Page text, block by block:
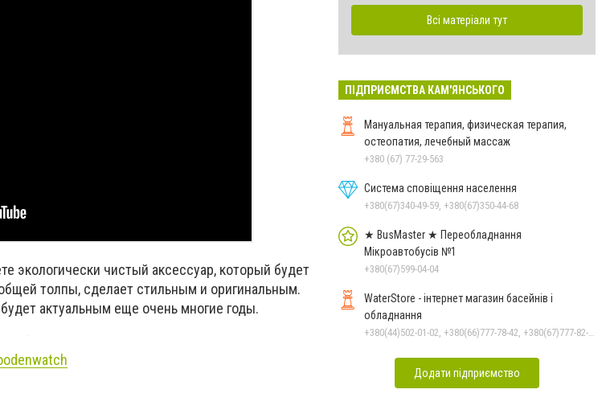
экологически чистый аксессуар, который будет
толпы, сделает стильным и оригинальным.
актуальным еще очень многие годы.
Всі матеріали тут
ПІДПРИЄМСТВА КАМ'ЯНСЬКОГО
Мануальная терапия, физическая терапия,
остеопатия, лечебный массаж
+380 (67) 77-29-563
Система сповіщення населення
+380(67)340-49-59, +380(67)350-44-68
★ BusMaster ★ Переобладнання
Мікроавтобусів №1
+380(67)599-04-04
WaterStore - інтернет магазин басейнів і
обладнання
Додати підприємство